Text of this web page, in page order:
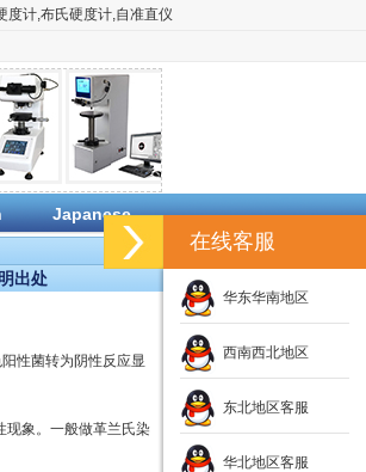
度计,布氏硬度计,自准直仪
Japanese
出处
性菌转为阴性反应显
现象。一般做革兰氏染
在线客服
华东华南地区
西南西北地区
东北地区客服
华北地区客服